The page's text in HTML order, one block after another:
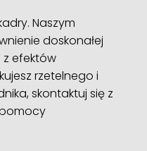
Naszym
doskonałej
z efektów
rzetelnego i
skontaktuj się z